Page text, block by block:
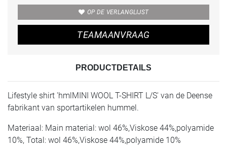
OP DE VERLANGLIJST
TEAMAANVRAAG
PRODUCTDETAILS
Lifestyle shirt 'hmlMINI WOOL T-SHIRT L/S' van de Deense
fabrikant van sportartikelen hummel.
Materiaal: Main material: wol 46%,Viskose 44%,polyamide
10%, Total: wol 46%,Viskose 44%,polyamide 10%